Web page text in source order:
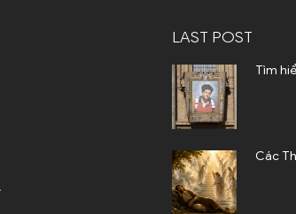
LAST POST
Tìm
Các